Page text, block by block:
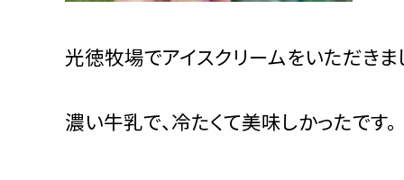
光徳牧場でアイスクリームをいただきま
濃い牛乳で、冷たくて美味しかったです。